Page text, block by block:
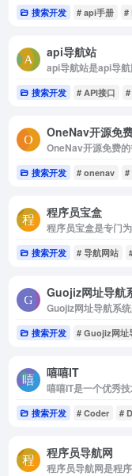
搜索开发 # api手册 #
api导航站
api导航站是api导
搜索开发 # API接口
OneNav开源免
搜索开发 # onenav #
程序员宝盒
程序员宝盒是专门
搜索开发 # 导航网站
Guojiz网址导航
Guojiz网址导航系
搜索开发 # Guojiz网址
嘻嘻IT
嘻嘻IT是一个优秀
搜索开发 # Coder #
程序员导航网